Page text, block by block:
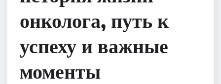
онколога, путь к
успеху и важные
моменты